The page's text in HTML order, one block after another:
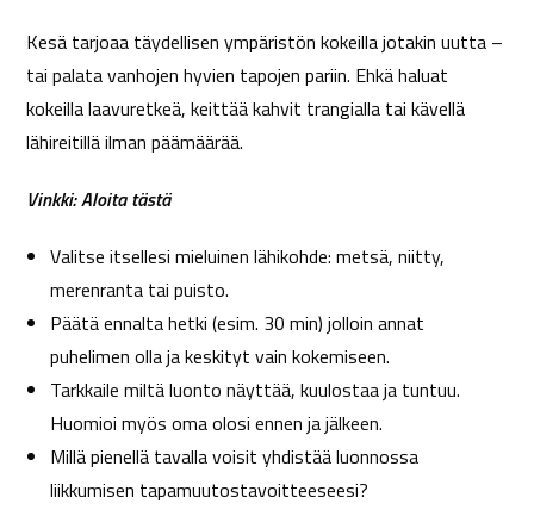
Kesä tarjoaa täydellisen ympäristön kokeilla jotakin uutta –
tai palata vanhojen hyvien tapojen pariin. Ehkä haluat
kokeilla laavuretkeä, keittää kahvit trangialla tai kävellä
lähireitillä ilman päämäärää.
Vinkki: Aloita tästä
Valitse itsellesi mieluinen lähikohde: metsä, niitty,
merenranta tai puisto.
Päätä ennalta hetki (esim. 30 min) jolloin annat
puhelimen olla ja keskityt vain kokemiseen.
Tarkkaile miltä luonto näyttää, kuulostaa ja tuntuu.
Huomioi myös oma olosi ennen ja jälkeen.
Millä pienellä tavalla voisit yhdistää luonnossa
liikkumisen tapamuutostavoitteeseesi?